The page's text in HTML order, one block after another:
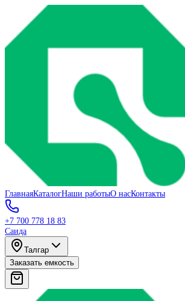
ГлавнаяКаталогНаши работыО насКонтакты
+7 700 778 18 83
Саида
Талгар
Заказать емкость